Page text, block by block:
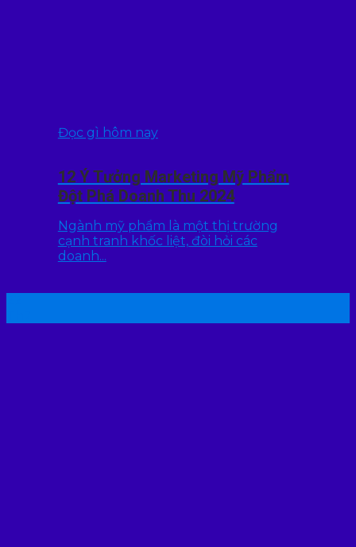
Đọc gì hôm nay
12 Ý Tưởng Marketing Mỹ Phẩm
Đột Phá Doanh Thu 2024
Ngành mỹ phẩm là một thị trường
cạnh tranh khốc liệt, đòi hỏi các
doanh...